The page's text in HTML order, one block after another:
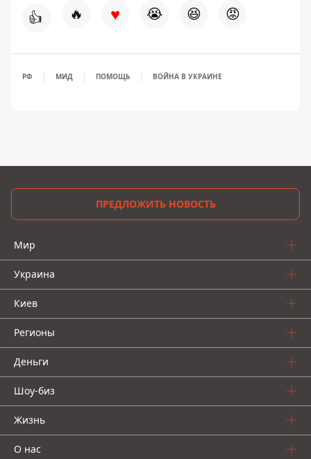
👍 🔥 ♥ 😭 😆 😡
РФ МИД ПОМОЩЬ ВОЙНА В УКРАИНЕ
ПРЕДЛОЖИТЬ НОВОСТЬ
Мир
Украина
Киев
Регионы
Деньги
Шоу-биз
Жизнь
О нас